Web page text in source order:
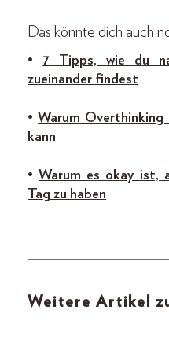
Das könnte dich auch
• 7 Tipps, wie du
zueinander findest
•Warum Overthinking
kann
•Warum es okay ist,
Tag zu haben
Weitere Artikel